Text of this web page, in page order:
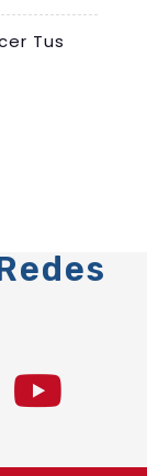
Tus